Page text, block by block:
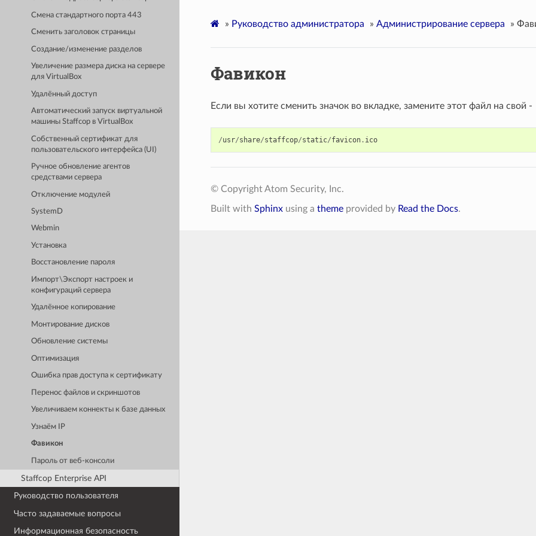
Смена стандартного порта 443
Сменить заголовок страницы
Создание/изменение разделов
Увеличение размера диска на сервере
для VirtualBox
Удалённый доступ
Автоматический запуск виртуальной
машины Staffcop в VirtualBox
Cобственный сертификат для
пользовательского интерфейса (UI)
Ручное обновление агентов
средствами сервера
Отключение модулей
SystemD
Webmin
Установка
Восстановление пароля
Импорт\Экспорт настроек и
конфигураций сервера
Удалённое копирование
Монтирование дисков
Обновление системы
Оптимизация
Ошибка прав доступа к сертификату
Перенос файлов и скриншотов
Увеличиваем коннекты к базе данных
Узнаём IP
Фавикон
Пароль от веб-консоли
Staffcop Enterprise API
Руководство пользователя
Часто задаваемые вопросы
Информационная безопасность
» Руководство администратора » Администрирование сервера »
Фавикон
Если вы хотите сменить значок во вкладке, замените этот файл на свой -
/usr/share/staffcop/static/favicon. ico
© Copyright Atom Security, Inc.
Built with Sphinxusing a themeprovided by Read the Docs.